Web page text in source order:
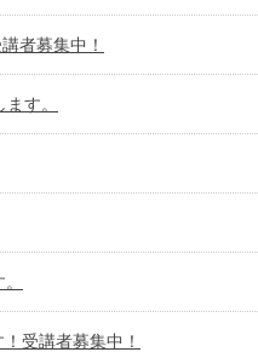
者募集中！
す。
受講者募集中！